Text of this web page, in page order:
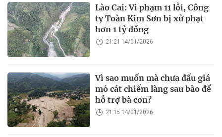
Lào Cai: Vi phạm 11 lỗi, Công
ty Toàn Kim Sơn bị xử phạt
hơn 1 tỷ đồng
21:21 14/01/2026
Vì sao muốn mà chưa đấu giá
mỏ cát chiếm làng sau bão để
hỗ trợ bà con?
21:15 14/01/2026